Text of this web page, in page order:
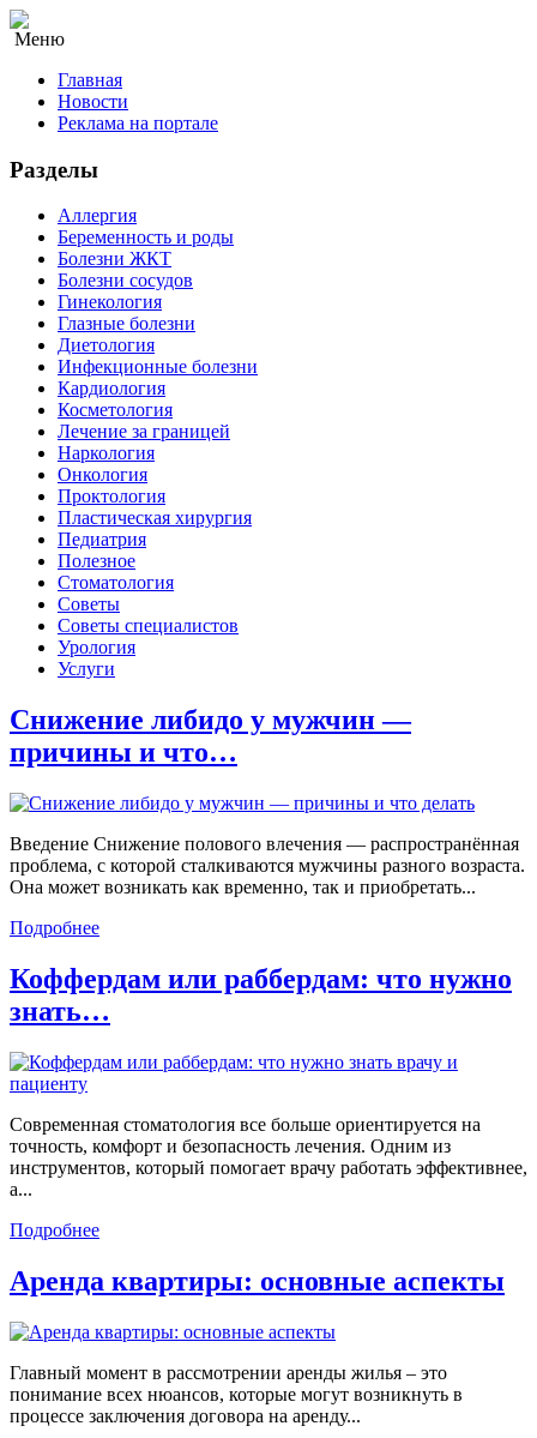
Меню
Главная
Новости
Реклама на портале
Разделы
Аллергия
Беременность и роды
Болезни ЖКТ
Болезни сосудов
Гинекология
Глазные болезни
Диетология
Инфекционные болезни
Кардиология
Косметология
Лечение за границей
Наркология
Онкология
Проктология
Пластическая хирургия
Педиатрия
Полезное
Стоматология
Советы
Советы специалистов
Урология
Услуги
Снижение либидо у мужчин —
причины и что…
Введение Снижение полового влечения — распространённая
проблема, с которой сталкиваются мужчины разного возраста.
Она может возникать как временно, так и приобретать...
Подробнее
Коффердам или раббердам: что нужно
знать…
Современная стоматология все больше ориентируется на
точность, комфорт и безопасность лечения. Одним из
инструментов, который помогает врачу работать эффективнее,
а...
Подробнее
Аренда квартиры: основные аспекты
Главный момент в рассмотрении аренды жилья – это
понимание всех нюансов, которые могут возникнуть в
процессе заключения договора на аренду...